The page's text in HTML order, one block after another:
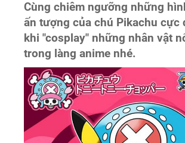
Cùng chiêm ngưỡng những
ấn tượng của chú Pikachu cực
khi "cosplay" những nhân vật
trong làng anime nhé.